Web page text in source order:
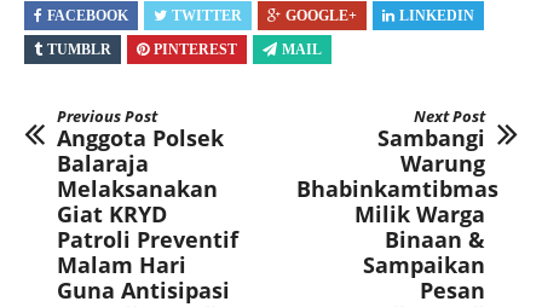
FACEBOOK TWITTER GOOGLE+
LINKEDIN
TUMBLR
PINTEREST MAIL
Previous Post
Anggota Polsek
Balaraja
Melaksanakan
Giat KRYD
Patroli Preventif
Malam Hari
Guna Antisipasi
Next Post
Sambangi
Warung
Bhabinkamtibmas
Milik Warga
Binaan &
Sampaikan
Pesan